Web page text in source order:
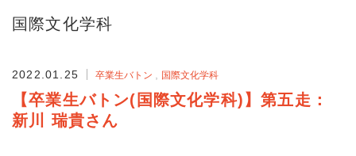
国際文化学科
2022.01.25 卒業生バトン 国際文化学科
【卒業生バトン(国際文化学科)】第五走：
新川 瑞貴さん